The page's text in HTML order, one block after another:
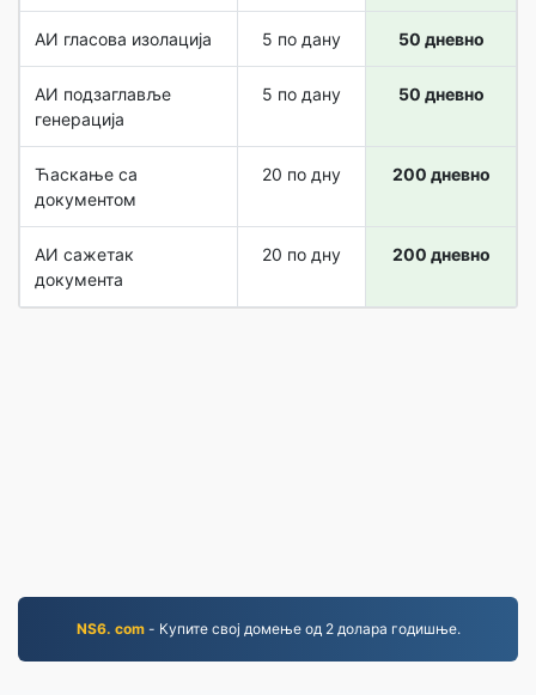
АИ гласова изолација 5 по дану 50 дневно
АИ подзаглавље
генерација
5 по дану 50 дневно
Ћаскање са
документом
20 по дну 200 дневно
АИ сажетак
документа
20 по дну 200 дневно
NS6. com- Купите свој домење од 2 долара годишње.